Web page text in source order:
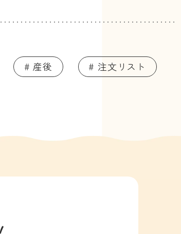
# 産後 # 注文リスト